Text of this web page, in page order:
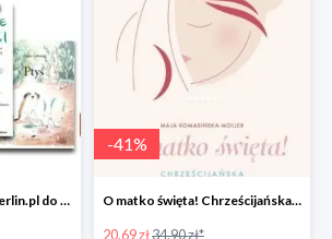
Książki dla dzieci w merlin.pl do -40%
-41%
O matko święta! Chrześcijańska mama od A do Z -41%
20.69 zł34.90 zł*